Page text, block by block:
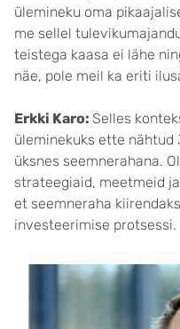
ülemineku oma
me sellel
teistega kaasa ei lähe
näe, pole meil ka eriti
Erkki Karo: Selles
üleminekuks ette
üksnes seemnerahana.
strateegiaid, meetmeid
et seemneraha
investeerimise protsessi.